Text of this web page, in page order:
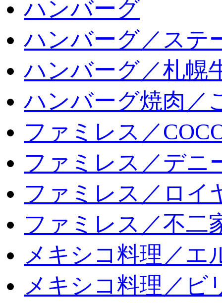
ハンバーグ
ハンバーグ／ステ
ハンバーグ／札幌
ハンバーグ焼肉／
ファミレス／
ファミレス／デニ
ファミレス／ロイ
ファミレス／不二
メキシコ料理／エ
メキシコ料理／ビ